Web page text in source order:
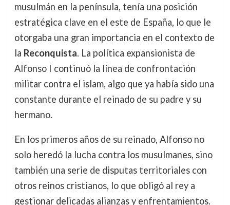
musulmán en la península, tenía una posición
estratégica clave en el este de España, lo que le
otorgaba una gran importancia en el contexto de
la Reconquista. La política expansionista de
Alfonso I continuó la línea de confrontación
militar contra el islam, algo que ya había sido una
constante durante el reinado de su padre y su
hermano.
En los primeros años de su reinado, Alfonso no
solo heredó la lucha contra los musulmanes, sino
también una serie de disputas territoriales con
otros reinos cristianos, lo que obligó al rey a
gestionar delicadas alianzas y enfrentamientos.